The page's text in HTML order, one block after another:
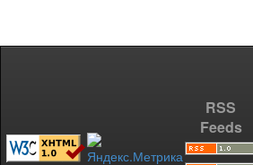
RSS
Feeds